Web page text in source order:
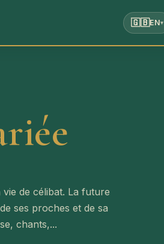
🇬🇧EN▾
de célibat. La future
ses proches et de sa
chants,...